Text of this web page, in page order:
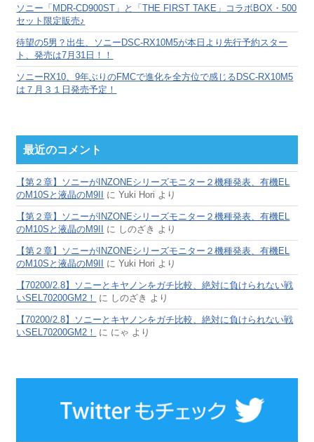
ソニー「MDR-CD900ST」と「THE FIRST TAKE」コラボBOX・500
セット限定販売♪
待望の5男？出生、ソニーDSC-RX10M5が本日より先行予約スター
ト、発売は7月31日！！
ソニーRX10、9年ぶりのFMCで進化を全方位で感じるDSC-RX10M5
は７月３１日発売予定！
最近のコメント
【第２章】ソニーがINZONEシリーズモニター２機種発表、有機EL
のM10Sと液晶のM9II
にYuki Hori より
【第２章】ソニーがINZONEシリーズモニター２機種発表、有機EL
のM10Sと液晶のM9II
に しのざき より
【第２章】ソニーがINZONEシリーズモニター２機種発表、有機EL
のM10Sと液晶のM9II
にYuki Hori より
【70200/2.8】ソニーとキヤノンをガチ比較、絶対に負けられない戦
いSEL70200GM2！
に しのざき より
【70200/2.8】ソニーとキヤノンをガチ比較、絶対に負けられない戦
いSEL70200GM2！
に にゃ より